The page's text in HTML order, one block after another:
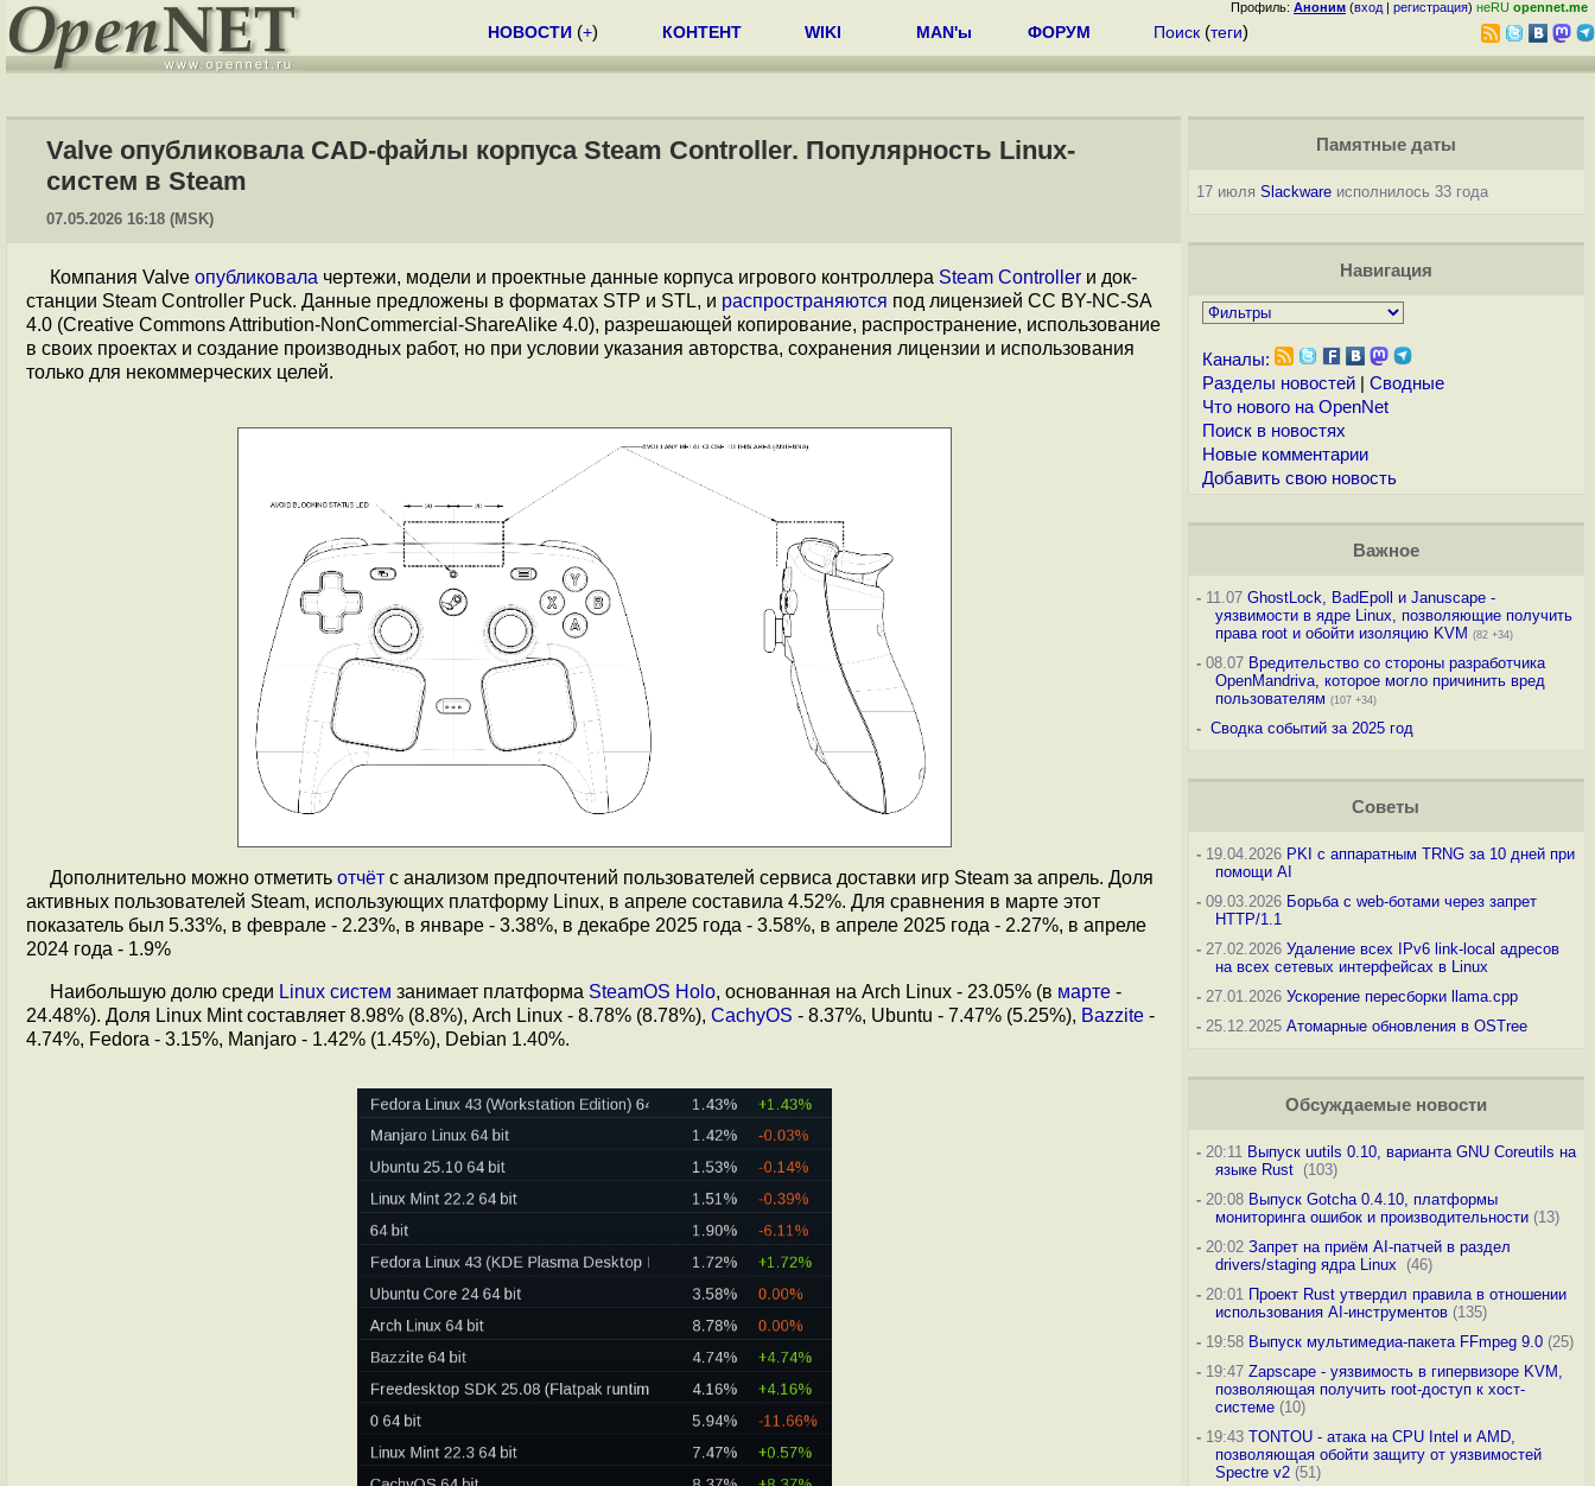
Профиль: Аноним (вход | регистрация) неRU opennet.me
НОВОСТИ (+) КОНТЕНТ WIKI MAN'ы ФОРУМ Поиск (теги)
Valve опубликовала CAD-файлы корпуса Steam Controller. Популярность Linux-
систем в Steam
07.05.2026 16:18 (MSK)
Компания Valve опубликовала чертежи, модели и проектные данные корпуса игрового контроллера Steam Controller и док-
станции Steam Controller Puck. Данные предложены в форматах STP и STL, и распространяются под лицензией CC BY-NC-SA
4.0 (Creative Commons Attribution-NonCommercial-ShareAlike 4.0), разрешающей копирование, распространение, использование
в своих проектах и создание производных работ, но при условии указания авторства, сохранения лицензии и использования
только для некоммерческих целей.
Дополнительно можно отметить отчёт с анализом предпочтений пользователей сервиса доставки игр Steam за апрель. Доля
активных пользователей Steam, использующих платформу Linux, в апреле составила 4.52%. Для сравнения в марте этот
показатель был 5.33%, в феврале - 2.23%, в январе - 3.38%, в декабре 2025 года - 3.58%, в апреле 2025 года - 2.27%, в апреле
2024 года - 1.9%
Наибольшую долю среди Linux систем занимает платформа SteamOS Holo, основанная на Arch Linux - 23.05% (в марте -
24.48%). Доля Linux Mint составляет 8.98% (8.8%), Arch Linux - 8.78% (8.78%), CachyOS - 8.37%, Ubuntu - 7.47% (5.25%), Bazzite -
4.74%, Fedora - 3.15%, Manjaro - 1.42% (1.45%), Debian 1.40%.
Памятные даты
17 июля Slackwareисполнилось 33 года
Навигация
Каналы:
Разделы новостей| Сводные
Что нового на OpenNet
Поиск в новостях
Новые комментарии
Добавить свою новость
Важное
-11.07 GhostLock, BadEpoll и Januscape -
уязвимости в ядре Linux, позволяющие получить
права root и обойти изоляцию KVM (82 +34)
-08.07 Вредительство со стороны разработчика
OpenMandriva, которое могло причинить вред
пользователям (107 +34)
- Сводка событий за 2025 год
Советы
-19.04.2026 PKI с аппаратным TRNG за 10 дней при
помощи AI
-09.03.2026 Борьба с web-ботами через запрет
HTTP/1.1
-27.02.2026 Удаление всех IPv6 link-local адресов
на всех сетевых интерфейсах в Linux
-27.01.2026 Ускорение пересборки llama.cpp
-25.12.2025 Атомарные обновления в OSTree
Обсуждаемые новости
-20:11 Выпуск uutils 0.10, варианта GNU Coreutils на
языке Rust (103)
-20:08 Выпуск Gotcha 0.4.10, платформы
мониторинга ошибок и производительности(13)
-20:02 Запрет на приём AI-патчей в раздел
drivers/staging ядра Linux
(46)
-20:01 Проект Rust утвердил правила в отношении
использования AI-инструментов(135)
-19:58 Выпуск мультимедиа-пакета FFmpeg 9.0(25)
-19:47 Zapscape - уязвимость в гипервизоре KVM,
позволяющая получить root-доступ к хост-
системе(10)
-19:43 TONTOU - атака на CPU Intel и AMD,
позволяющая обойти защиту от уязвимостей
Spectre v2(51)